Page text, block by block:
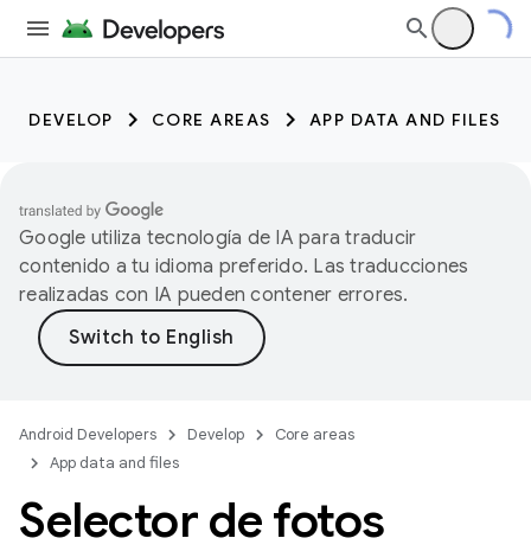
DEVELOP CORE AREAS APP DATA AND FILES
Google utiliza tecnología de IA para traducir
contenido a tu idioma preferido. Las traducciones
realizadas con IA pueden contener errores.
Android Developers Develop
Core areas
App data and files
Selector de fotos